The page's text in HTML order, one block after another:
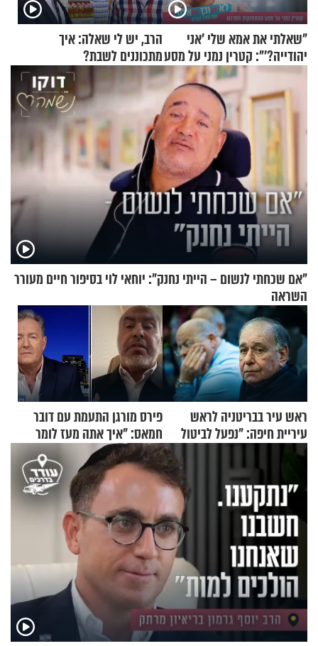
"שאלתי את אמא שלי 'אני
יהודייה?'": קטרין נמני על מסע
ההתחזקות המרגש
הרב, יש לי שאלה: איך
מתכוננים לשבת?
"אם שכחתי לנשום – הייתי נחנק": יוחאי לוי בסיפור חיים מעורר
השראה
ראש עיר בבריטניה לראש
עיריית חיפה: ״נפעל לביטול
ברית הערים התאומות״
פירס מורגן התעמת עם דובר
חמאס: "איך אתה מעז לומר
שלא ביצעתם פשעי מלחמה?!"